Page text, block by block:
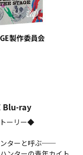
Blu-ray
ーリー◆
ンターと呼ぶ──